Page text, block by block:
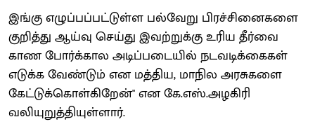
இங்கு எழுப்பப்பட்டுள்ள பல்வேறு பிரச்சினைகளை
குறித்து ஆய்வு செய்து இவற்றுக்கு உரிய தீர்வை
காண போர்க்கால அடிப்படையில் நடவடிக்கைகள்
எடுக்க வேண்டும் என மத்திய, மாநில அரசுகளை
கேட்டுக்கொள்கிறேன்" என கே.எஸ்.அழகிரி
வலியுறுத்தியுள்ளார்.